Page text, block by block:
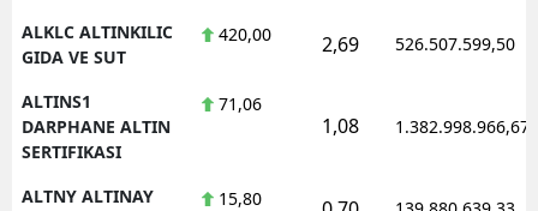
ALKLC ALTINKILIC
GIDA VE SUT
420,00 2,69 526.507.599,50
ALTINS1
DARPHANE ALTIN
SERTIFIKASI
71,06
1,08 1.382.998.966,67
ALTNY ALTINAY
15,80